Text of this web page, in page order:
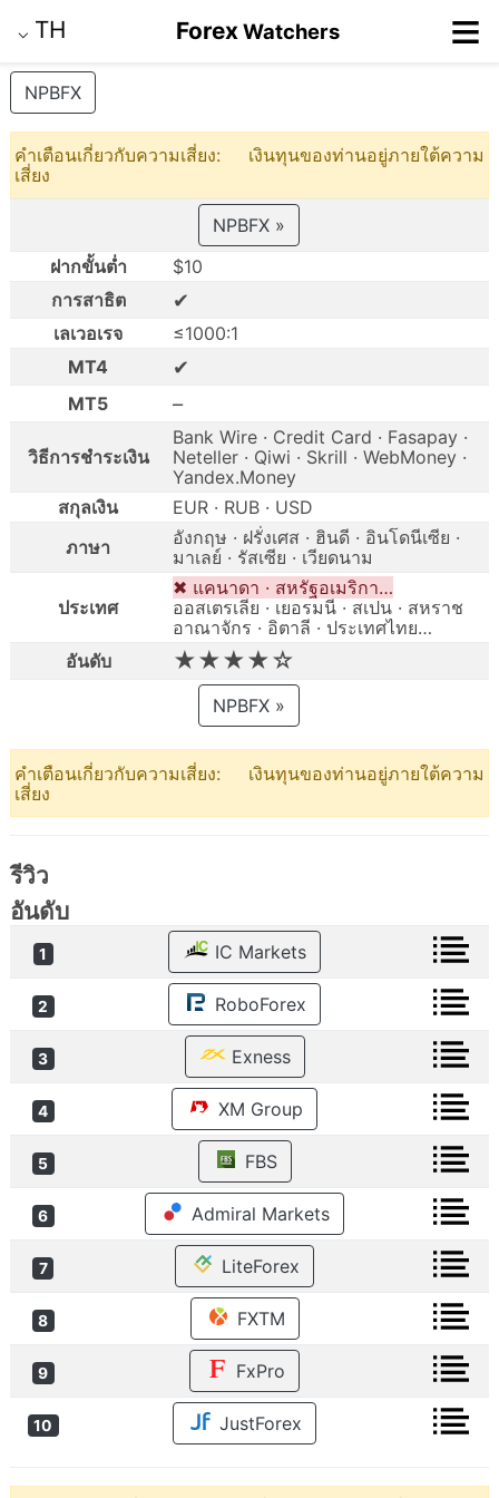
⌵ TH ForexWatchers ≡
NPBFX
คำเตือนเกี่ยวกับความเสี่ยง: เงินทุนของท่านอยู่ภายใต้ความ
เสี่ยง
NPBFX »
ฝากขั้นต่ำ
$10
การสาธิต
✔
เลเวอเรจ
≤1000:1
MT4
✔
MT5 –
วิธีการชำระเงิน
Bank Wire · Credit Card · Fasapay ·
Neteller · Qiwi · Skrill · WebMoney ·
Yandex.Money
สกุลเงิน
EUR · RUB · USD
ภาษา
อังกฤษ · ฝรั่งเศส · ฮินดี · อินโดนีเซีย ·
มาเลย์ · รัสเซีย · เวียดนาม
ประเทศ
✖ แคนาดา · สหรัฐอเมริกา…
ออสเตรเลีย · เยอรมนี · สเปน · สหราช
อาณาจักร · อิตาลี · ประเทศไทย…
อันดับ
★★★★☆
NPBFX »
คำเตือนเกี่ยวกับความเสี่ยง: เงินทุนของท่านอยู่ภายใต้ความ
เสี่ยง
รีวิว
อันดับ
1 IC Markets
2 RoboForex
3 Exness
4 XM Group
5 FBS
6 Admiral Markets
7 LiteForex
8 FXTM
9 FxPro
10 JustForex